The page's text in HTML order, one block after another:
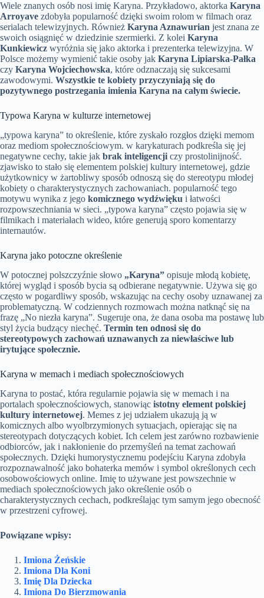
Wiele znanych osób nosi imię Karyna. Przykładowo, aktorka Karyna
Arroyave zdobyła popularność dzięki swoim rolom w filmach oraz
serialach telewizyjnych. Również Karyna Aznawurian jest znana ze
swoich osiągnięć w dziedzinie szermierki. Z kolei Karyna
Kunkiewicz wyróżnia się jako aktorka i prezenterka telewizyjna. W
Polsce możemy wymienić takie osoby jak Karyna Lipiarska-Pałka
czy Karyna Wojciechowska, które odznaczają się sukcesami
zawodowymi. Wszystkie te kobiety przyczyniają się do
pozytywnego postrzegania imienia Karyna na całym świecie.
Typowa Karyna w kulturze internetowej
„typowa karyna” to określenie, które zyskało rozgłos dzięki memom
oraz mediom społecznościowym. w karykaturach podkreśla się jej
negatywne cechy, takie jak brak inteligencji czy prostolinijność.
zjawisko to stało się elementem polskiej kultury internetowej, gdzie
użytkownicy w żartobliwy sposób odnoszą się do stereotypu młodej
kobiety o charakterystycznych zachowaniach. popularność tego
motywu wynika z jego komicznego wydźwięku i łatwości
rozpowszechniania w sieci. „typowa karyna” często pojawia się w
filmikach i materiałach wideo, które generują sporo komentarzy
internautów.
Karyna jako potoczne określenie
W potocznej polszczyźnie słowo „Karyna” opisuje młodą kobietę,
której wygląd i sposób bycia są odbierane negatywnie. Używa się go
często w pogardliwy sposób, wskazując na cechy osoby uznawanej za
problematyczną. W codziennych rozmowach można natknąć się na
frazę „No niezła karyna”. Sugeruje ona, że dana osoba ma postawę lub
styl życia budzący niechęć. Termin ten odnosi się do
stereotypowych zachowań uznawanych za niewłaściwe lub
irytujące społecznie.
Karyna w memach i mediach społecznościowych
Karyna to postać, która regularnie pojawia się w memach i na
portalach społecznościowych, stanowiąc istotny element polskiej
kultury internetowej. Memes z jej udziałem ukazują ją w
komicznych albo wyolbrzymionych sytuacjach, opierając się na
stereotypach dotyczących kobiet. Ich celem jest zarówno rozbawienie
odbiorców, jak i nakłonienie do przemyśleń na temat zachowań
społecznych. Dzięki humorystycznemu podejściu Karyna zdobyła
rozpoznawalność jako bohaterka memów i symbol określonych cech
osobowościowych online. Imię to używane jest powszechnie w
mediach społecznościowych jako określenie osób o
charakterystycznych cechach, podkreślając tym samym jego obecność
w przestrzeni cyfrowej.
Powiązane wpisy:
Imiona Żeńskie
Imiona Dla Koni
Imię Dla Dziecka
Imiona Do Bierzmowania